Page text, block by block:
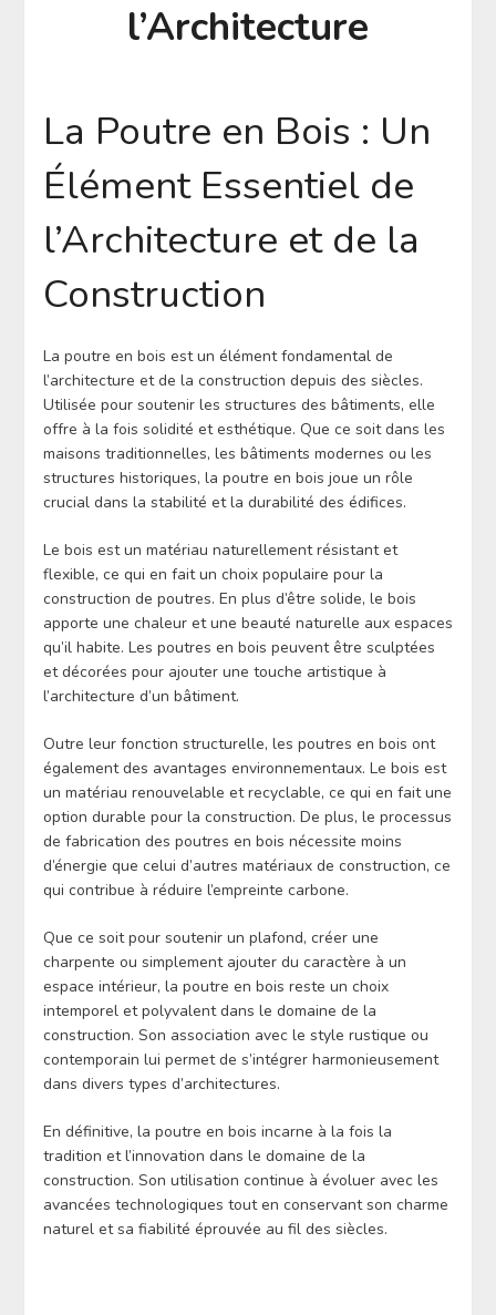
l’Architecture
La Poutre en Bois : Un
Élément Essentiel de
l’Architecture et de la
Construction
La poutre en bois est un élément fondamental de
l’architecture et de la construction depuis des siècles.
Utilisée pour soutenir les structures des bâtiments, elle
offre à la fois solidité et esthétique. Que ce soit dans les
maisons traditionnelles, les bâtiments modernes ou les
structures historiques, la poutre en bois joue un rôle
crucial dans la stabilité et la durabilité des édifices.
Le bois est un matériau naturellement résistant et
flexible, ce qui en fait un choix populaire pour la
construction de poutres. En plus d’être solide, le bois
apporte une chaleur et une beauté naturelle aux espaces
qu’il habite. Les poutres en bois peuvent être sculptées
et décorées pour ajouter une touche artistique à
l’architecture d’un bâtiment.
Outre leur fonction structurelle, les poutres en bois ont
également des avantages environnementaux. Le bois est
un matériau renouvelable et recyclable, ce qui en fait une
option durable pour la construction. De plus, le processus
de fabrication des poutres en bois nécessite moins
d’énergie que celui d’autres matériaux de construction, ce
qui contribue à réduire l’empreinte carbone.
Que ce soit pour soutenir un plafond, créer une
charpente ou simplement ajouter du caractère à un
espace intérieur, la poutre en bois reste un choix
intemporel et polyvalent dans le domaine de la
construction. Son association avec le style rustique ou
contemporain lui permet de s’intégrer harmonieusement
dans divers types d’architectures.
En définitive, la poutre en bois incarne à la fois la
tradition et l’innovation dans le domaine de la
construction. Son utilisation continue à évoluer avec les
avancées technologiques tout en conservant son charme
naturel et sa fiabilité éprouvée au fil des siècles.